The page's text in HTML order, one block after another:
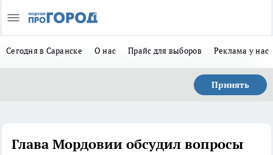
Сегодня в Саранске О нас Прайс для выборов Реклама у нас
Принять
Глава Мордовии обсудил вопросы